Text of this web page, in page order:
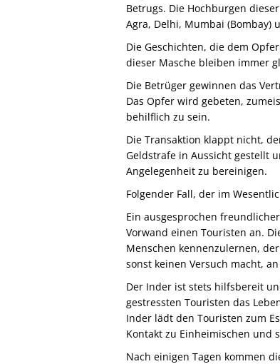
Betrugs. Die Hochburgen
Agra, Delhi, Mumbai (Bombay)
Die Geschichten, die dem
dieser Masche bleiben immer
Die Betrüger gewinnen das
Das Opfer wird gebeten,
behilflich zu sein.
Die Transaktion klappt nicht,
Geldstrafe in Aussicht gestellt
Angelegenheit zu bereinigen.
Folgender Fall, der im
Ein ausgesprochen
Vorwand einen Touristen an.
Menschen kennenzulernen,
sonst keinen Versuch macht,
Der Inder ist stets hilfsbereit
gestressten Touristen das
Inder lädt den Touristen zum
Kontakt zu Einheimischen und
Nach einigen Tagen kommen